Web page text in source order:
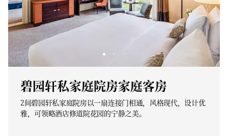
碧园轩私家庭院房家庭客房
2间碧园轩私家庭院房以一扇连接门相通，风格现代，设计优
雅，可领略酒店修道院花园的宁静之美。